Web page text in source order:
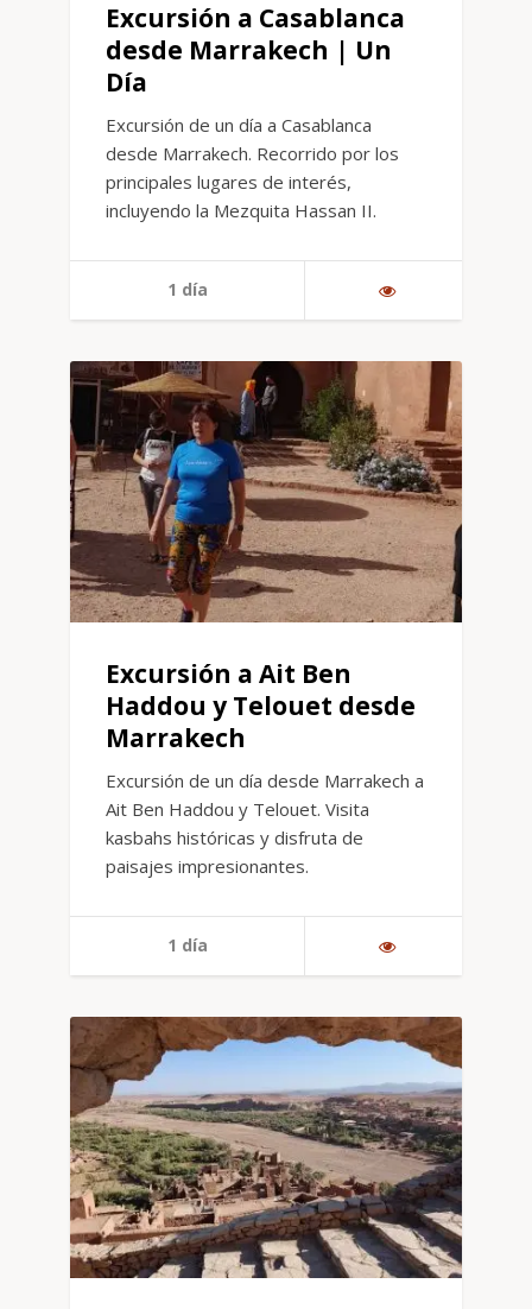
Excursión a Casablanca
desde Marrakech | Un
Día
Excursión de un día a Casablanca
desde Marrakech. Recorrido por los
principales lugares de interés,
incluyendo la Mezquita Hassan II.
1 día
Excursión a Ait Ben
Haddou y Telouet desde
Marrakech
Excursión de un día desde Marrakech a
Ait Ben Haddou y Telouet. Visita
kasbahs históricas y disfruta de
paisajes impresionantes.
1 día